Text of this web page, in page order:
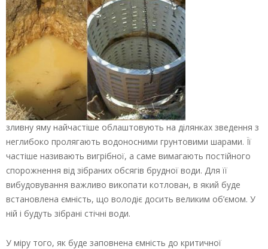
зливну яму найчастіше облаштовують на ділянках зведення з
неглибоко пролягають водоносними грунтовими шарами. Її
частіше називають вигрібної, а саме вимагають постійного
спорожнення від зібраних обсягів брудної води. Для її
вибудовування важливо викопати котлован, в який буде
встановлена ємність, що володіє досить великим об’ємом. У
ній і будуть зібрані стічні води.
У міру того, як буде заповнена ємність до критичної